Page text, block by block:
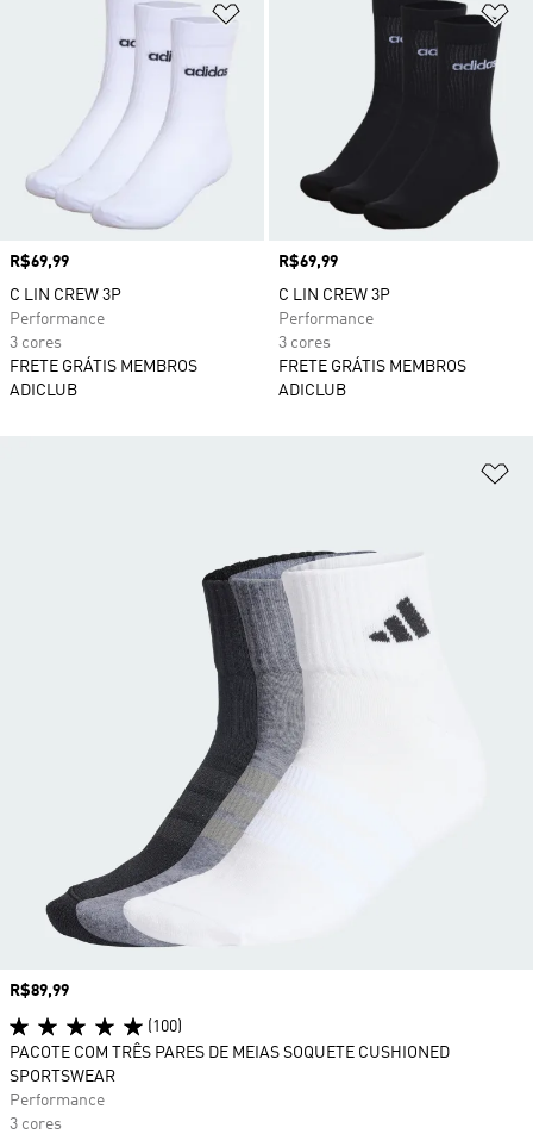
Adicionar à Lista de Desejos
Preço
R$69,99
C LIN CREW 3P
Performance
3 cores
FRETE GRÁTIS MEMBROS
ADICLUB
Preço
R$69,99
C LIN CREW 3P
Performance
3 cores
FRETE GRÁTIS MEMBROS
ADICLUB
Preço
R$89,99
(100)
PACOTE COM TRÊS PARES DE MEIAS SOQUETE CUSHIONED
SPORTSWEAR
Performance
3 cores